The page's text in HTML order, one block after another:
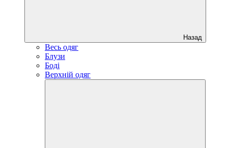
Назад
Весь одяг
Блузи
Боді
Верхній одяг